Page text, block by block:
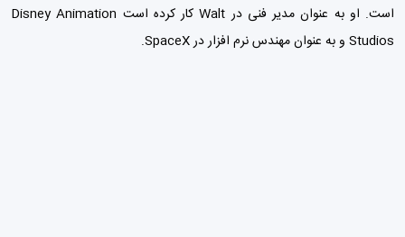
است. او به عنوان مدیر فنی در Walt کار کرده است Disney Animation
Studios و به عنوان مهندس نرم افزار در SpaceX.